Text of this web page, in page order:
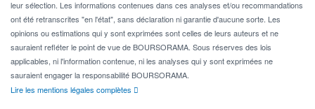
leur sélection. Les informations contenues dans ces analyses et/ou recommandations
ont été retranscrites "en l'état", sans déclaration ni garantie d'aucune sorte. Les
opinions ou estimations qui y sont exprimées sont celles de leurs auteurs et ne
sauraient refléter le point de vue de BOURSORAMA. Sous réserves des lois
applicables, ni l'information contenue, ni les analyses qui y sont exprimées ne
sauraient engager la responsabilité BOURSORAMA.
Lire les mentions légales complètes